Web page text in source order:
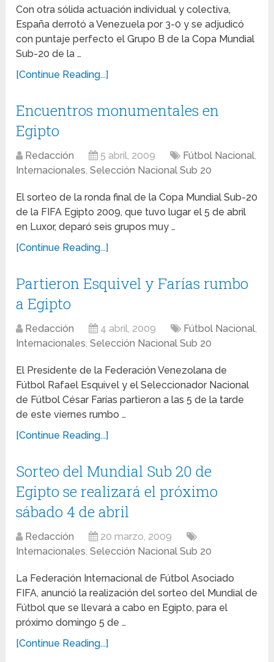
Con otra sólida actuación individual y colectiva,
España derrotó a Venezuela por 3-0 y se adjudicó
con puntaje perfecto el Grupo B de la Copa Mundial
Sub-20 de la …
[Continue Reading...]
Encuentros monumentales en
Egipto
Redacción 5 abril, 2009 Fútbol Nacional,
Internacionales,Selección Nacional Sub 20
El sorteo de la ronda final de la Copa Mundial Sub-20
de la FIFA Egipto 2009, que tuvo lugar el 5 de abril
en Luxor, deparó seis grupos muy …
[Continue Reading...]
Partieron Esquivel y Farías rumbo
a Egipto
Redacción 4 abril, 2009 Fútbol Nacional,
Internacionales,Selección Nacional Sub 20
El Presidente de la Federación Venezolana de
Fútbol Rafael Esquivel y el Seleccionador Nacional
de Fútbol César Farías partieron a las 5 de la tarde
de este viernes rumbo …
[Continue Reading...]
Sorteo del Mundial Sub 20 de
Egipto se realizará el próximo
sábado 4 de abril
Redacción
20 marzo, 2009
Internacionales,Selección Nacional Sub 20
La Federación Internacional de Fútbol Asociado
FIFA, anunció la realización del sorteo del Mundial de
Fútbol que se llevará a cabo en Egipto, para el
próximo domingo 5 de …
[Continue Reading...]